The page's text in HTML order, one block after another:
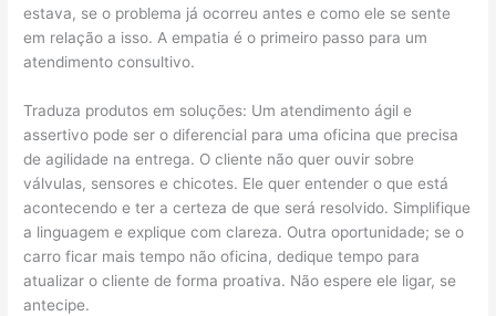
estava, se o problema já ocorreu antes e como ele se sente
em relação a isso. A empatia é o primeiro passo para um
atendimento consultivo.
Traduza produtos em soluções: Um atendimento ágil e
assertivo pode ser o diferencial para uma oficina que precisa
de agilidade na entrega. O cliente não quer ouvir sobre
válvulas, sensores e chicotes. Ele quer entender o que está
acontecendo e ter a certeza de que será resolvido. Simplifique
a linguagem e explique com clareza. Outra oportunidade; se o
carro ficar mais tempo não oficina, dedique tempo para
atualizar o cliente de forma proativa. Não espere ele ligar, se
antecipe.